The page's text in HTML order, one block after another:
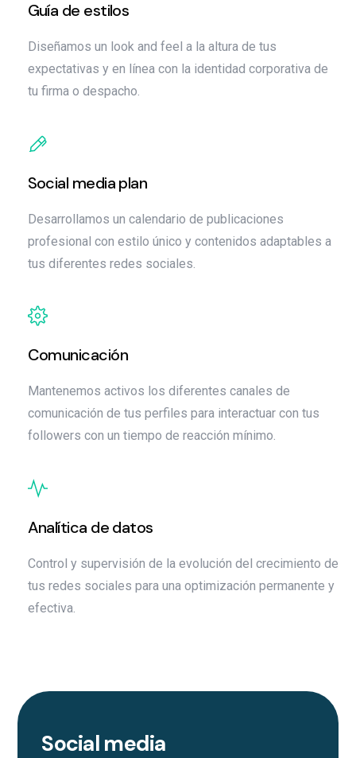
Guía de estilos
Diseñamos un look and feel a la altura de tus
expectativas y en línea con la identidad corporativa de
tu firma o despacho.
Social media plan
Desarrollamos un calendario de publicaciones
profesional con estilo único y contenidos adaptables a
tus diferentes redes sociales.
Comunicación
Mantenemos activos los diferentes canales de
comunicación de tus perfiles para interactuar con tus
followers con un tiempo de reacción mínimo.
Analítica de datos
Control y supervisión de la evolución del crecimiento de
tus redes sociales para una optimización permanente y
efectiva.
Social media